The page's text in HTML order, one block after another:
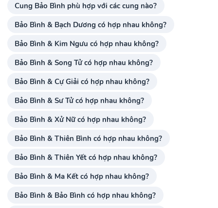
Cung Bảo Bình phù hợp với các cung nào?
Bảo Bình & Bạch Dương có hợp nhau không?
Bảo Bình & Kim Ngưu có hợp nhau không?
Bảo Bình & Song Tử có hợp nhau không?
Bảo Bình & Cự Giải có hợp nhau không?
Bảo Bình & Sư Tử có hợp nhau không?
Bảo Bình & Xử Nữ có hợp nhau không?
Bảo Bình & Thiên Bình có hợp nhau không?
Bảo Bình & Thiên Yết có hợp nhau không?
Bảo Bình & Ma Kết có hợp nhau không?
Bảo Bình & Bảo Bình có hợp nhau không?